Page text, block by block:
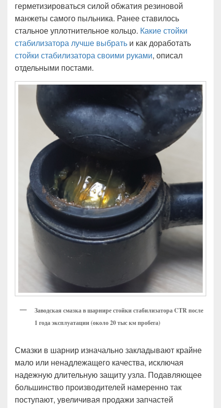
герметизироваться силой обжатия резиновой
манжеты самого пыльника. Ранее ставилось
стальное уплотнительное кольцо. Какие стойки
стабилизатора лучше выбрать и как доработать
стойки стабилизатора своими руками, описал
отдельными постами.
Заводская смазка в шарнире стойки стабилизатора CTR после
1 года эксплуатации (около 20 тыс км пробега)
Смазки в шарнир изначально закладывают крайне
мало или ненадлежащего качества, исключая
надежную длительную защиту узла. Подавляющее
большинство производителей намеренно так
поступают, увеличивая продажи запчастей